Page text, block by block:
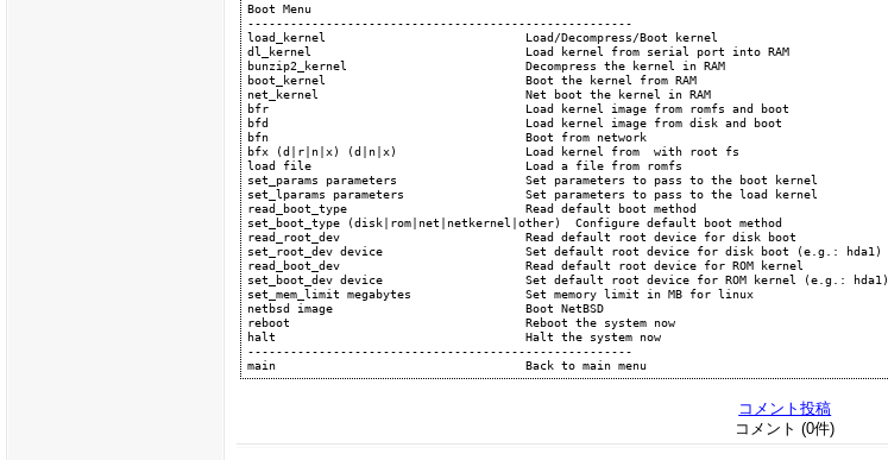
Boot Menu
------------------------------------------------------
load_kernel                            Load/Decompress/Boot kernel
dl_kernel                              Load kernel from serial port into RAM
bunzip2_kernel                         Decompress the kernel in RAM
boot_kernel                            Boot the kernel from RAM
net_kernel                             Net boot the kernel in RAM
bfr                                    Load kernel image from romfs and boot
bfd                                    Load kernel image from disk and boot
bfn                                    Boot from network
bfx (d|r|n|x) (d|n|x)                  Load kernel from  with root fs
load file                              Load a file from romfs
set_params parameters                  Set parameters to pass to the boot kernel
set_lparams parameters                 Set parameters to pass to the load kernel
read_boot_type                         Read default boot method
set_boot_type (disk|rom|net|netkernel|other)  Configure default boot method
read_root_dev                          Read default root device for disk boot
set_root_dev device                    Set default root device for disk boot (e.g.: hda1)
read_boot_dev                          Read default root device for ROM kernel
set_boot_dev device                    Set default root device for ROM kernel (e.g.: hda1)
set_mem_limit megabytes                Set memory limit in MB for linux
netbsd image                           Boot NetBSD
reboot                                 Reboot the system now
halt                                   Halt the system now
------------------------------------------------------
main                                   Back to main menu
コメント投稿
コメント (0件)